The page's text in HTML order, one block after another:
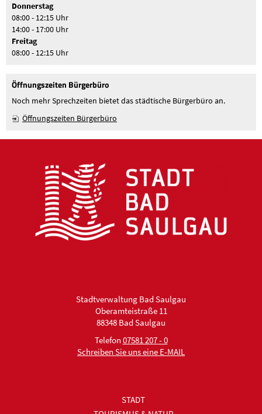
Donnerstag
08:00 - 12:15 Uhr
14:00 - 17:00 Uhr
Freitag
08:00 - 12:15 Uhr
Öffnungszeiten Bürgerbüro
Noch mehr Sprechzeiten bietet das städtische Bürgerbüro an.
Öffnungszeiten Bürgerbüro
Stadtverwaltung Bad Saulgau
Oberamteistraße 11
88348 Bad Saulgau
Telefon 07581 207 - 0
Schreiben Sie uns eine E-MAIL
STADT